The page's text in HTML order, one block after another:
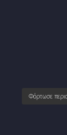
Φόρτωσε